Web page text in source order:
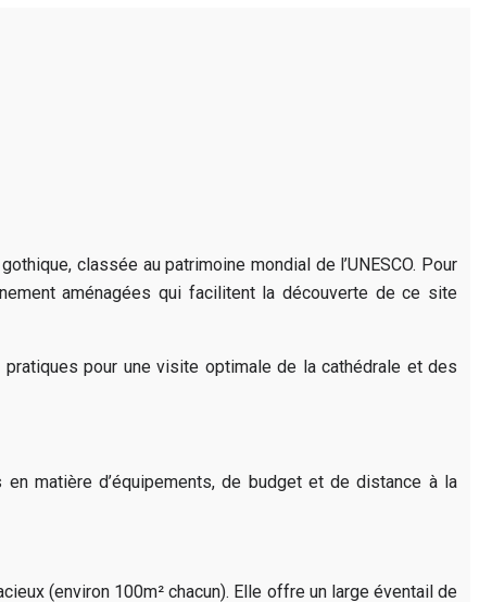
classée au patrimoine mondial de l’UNESCO. Pour
aménagées qui facilitent la découverte de ce site
pour une visite optimale de la cathédrale et des
matière d’équipements, de budget et de distance à la
(environ 100m² chacun). Elle offre un large éventail de